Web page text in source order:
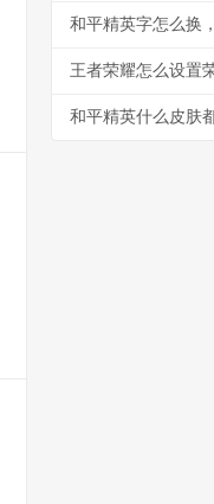
王者荣耀怎么设置
和平精英什么皮肤